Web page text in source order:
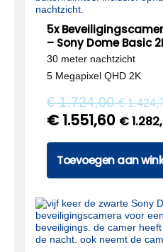
5x
– Sony Dome Basic
30 meter nachtzicht
5 Megapixel QHD 2K
€1.724,00 €
€1.551,60 €
Toevoegen aan